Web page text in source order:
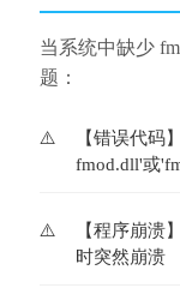
当系统中缺少
题：
【错误代码
fmod.dll'或
【程序崩溃
时突然崩溃